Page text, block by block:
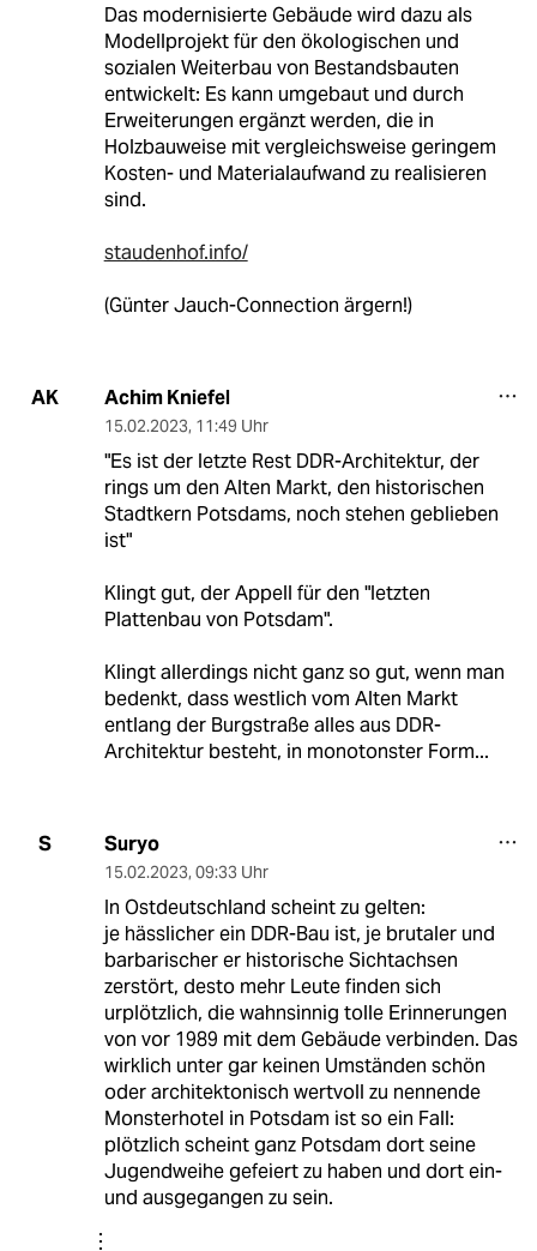
Das modernisierte Gebäude wird dazu als
Modellprojekt für den ökologischen und
sozialen Weiterbau von Bestandsbauten
entwickelt: Es kann umgebaut und durch
Erweiterungen ergänzt werden, die in
Holzbauweise mit vergleichsweise geringem
Kosten- und Materialaufwand zu realisieren
sind.
staudenhof.info/
(Günter Jauch-Connection ärgern!)
AK Achim Kniefel
15.02.2023, 11:49 Uhr
"Es ist der letzte Rest DDR-Architektur, der
rings um den Alten Markt, den historischen
Stadtkern Potsdams, noch stehen geblieben
ist"
Klingt gut, der Appell für den "letzten
Plattenbau von Potsdam".
Klingt allerdings nicht ganz so gut, wenn man
bedenkt, dass westlich vom Alten Markt
entlang der Burgstraße alles aus DDR-
Architektur besteht, in monotonster Form...
S Suryo
15.02.2023, 09:33 Uhr
In Ostdeutschland scheint zu gelten:
je hässlicher ein DDR-Bau ist, je brutaler und
barbarischer er historische Sichtachsen
zerstört, desto mehr Leute finden sich
urplötzlich, die wahnsinnig tolle Erinnerungen
von vor 1989 mit dem Gebäude verbinden. Das
wirklich unter gar keinen Umständen schön
oder architektonisch wertvoll zu nennende
Monsterhotel in Potsdam ist so ein Fall:
plötzlich scheint ganz Potsdam dort seine
Jugendweihe gefeiert zu haben und dort ein-
und ausgegangen zu sein.